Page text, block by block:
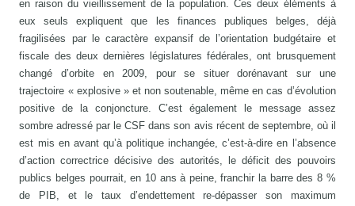
en raison du vieillissement de la population. Ces deux éléments à
eux seuls expliquent que les finances publiques belges, déjà
fragilisées par le caractère expansif de l’orientation budgétaire et
fiscale des deux dernières législatures fédérales, ont brusquement
changé d’orbite en 2009, pour se situer dorénavant sur une
trajectoire « explosive » et non soutenable, même en cas d’évolution
positive de la conjoncture. C’est également le message assez
sombre adressé par le CSF dans son avis récent de septembre, où il
est mis en avant qu’à politique inchangée, c’est-à-dire en l’absence
d’action correctrice décisive des autorités, le déficit des pouvoirs
publics belges pourrait, en 10 ans à peine, franchir la barre des 8 %
de PIB, et le taux d’endettement re-dépasser son maximum